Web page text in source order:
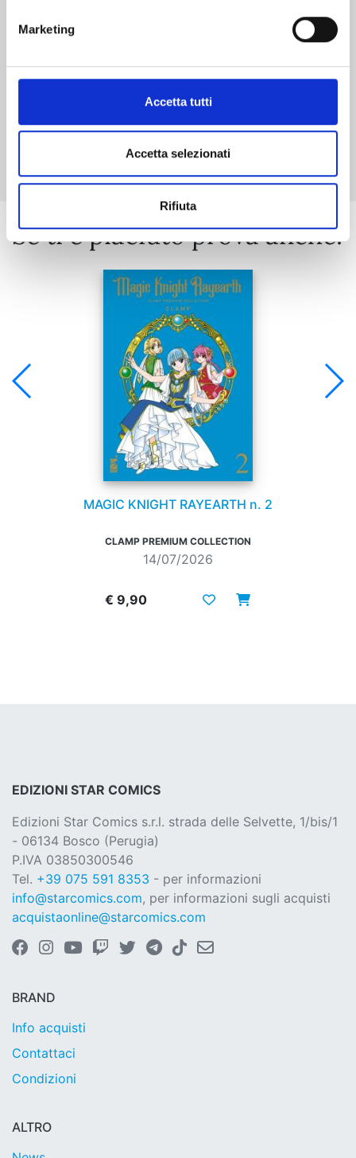
Marketing
Accetta tutti
Accetta selezionati
Rifiuta
Mostra tutto
Se ti è piaciuto prova anche:
MAGIC KNIGHT RAYEARTH n. 2
CLAMP PREMIUM COLLECTION
14/07/2026
€ 9,90
EDIZIONI STAR COMICS
Edizioni Star Comics s.r.l. strada delle Selvette, 1/bis/1
- 06134 Bosco (Perugia)
P.IVA 03850300546
Tel. +39 075 591 8353 - per informazioni
info@starcomics.com, per informazioni sugli acquisti
acquistaonline@starcomics.com
BRAND
Info acquisti
Contattaci
Condizioni
ALTRO